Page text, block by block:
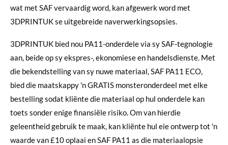
wat met SAF vervaardig word, kan afgewerk word met
3DPRINTUK se uitgebreide naverwerkingsopsies.
3DPRINTUK bied nou PA11-onderdele via sy SAF-tegnologie
aan, beide op sy ekspres-, ekonomiese en handelsdienste. Met
die bekendstelling van sy nuwe materiaal, SAF PA11 ECO,
bied die maatskappy 'n GRATIS monsteronderdeel met elke
bestelling sodat kliënte die materiaal op hul onderdele kan
toets sonder enige finansiële risiko. Om van hierdie
geleentheid gebruik te maak, kan kliënte hul eie ontwerp tot 'n
waarde van £10 oplaai en SAF PA11 as die materiaalopsie